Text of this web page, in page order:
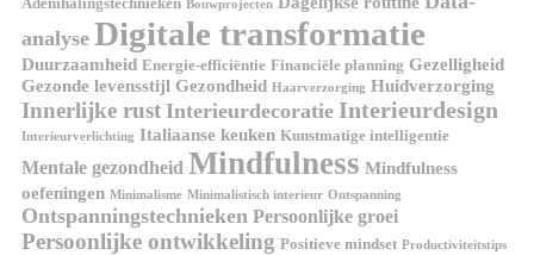
Bouwprojecten
analyse Digitale transformatie
Duurzaamheid Energie-efficiëntie Financiële planning Gezelligheid
Gezonde levensstijl Gezondheid Haarverzorging Huidverzorging
Innerlijke rust Interieurdecoratie Interieurdesign
Interieurverlichting Italiaanse keuken Kunstmatige intelligentie
Mentale gezondheid Mindfulness Mindfulness
oefeningen Minimalisme Minimalistisch interieur Ontspanning
Ontspanningstechnieken Persoonlijke groei
Persoonlijke ontwikkeling Positieve mindset Productiviteitstips